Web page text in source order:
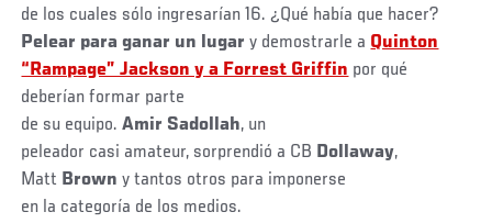
de los cuales sólo ingresarían 16. ¿Qué había que hacer?
Pelear para ganar un lugar y demostrarle a Quinton
“Rampage” Jackson y a Forrest Griffin por qué
deberían formar parte
de su equipo.Amir Sadollah, un
peleador casi amateur, sorprendió a CB Dollaway,
Matt Brown y tantos otros para imponerse
en la categoría de los medios.